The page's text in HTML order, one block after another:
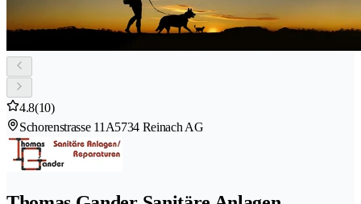
4.8(10)
Schorenstrasse 11A5734 Reinach AG